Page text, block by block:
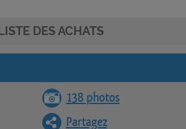
DES ACHATS
138 photos
Partagez